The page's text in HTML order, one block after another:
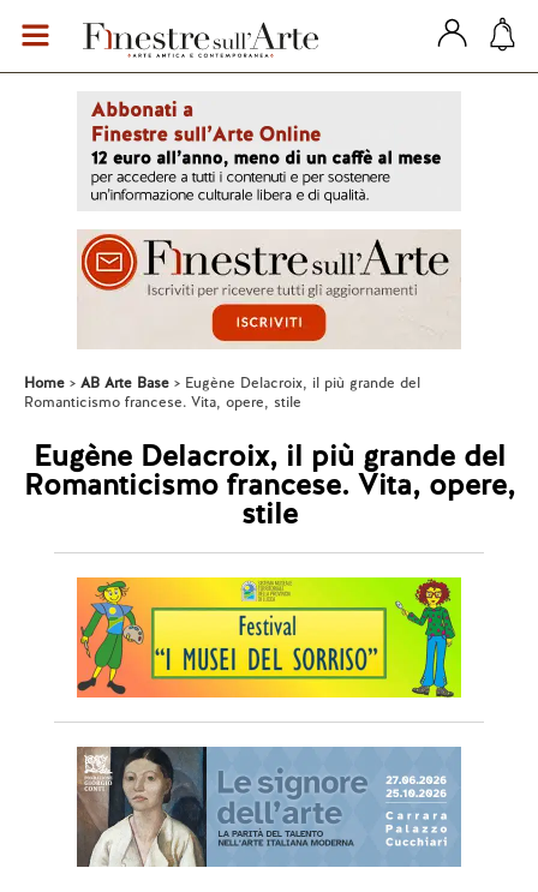
Home AB Arte Base
Eugène Delacroix, il più grande del
Romanticismo francese. Vita, opere, stile
Eugène Delacroix, il più grande del
Romanticismo francese. Vita, opere,
stile